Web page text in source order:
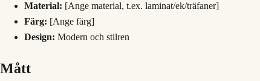
Material: [Ange material, t.ex. laminat/ek/träfaner]
Färg: [Ange färg]
Design: Modern och stilren
Mått